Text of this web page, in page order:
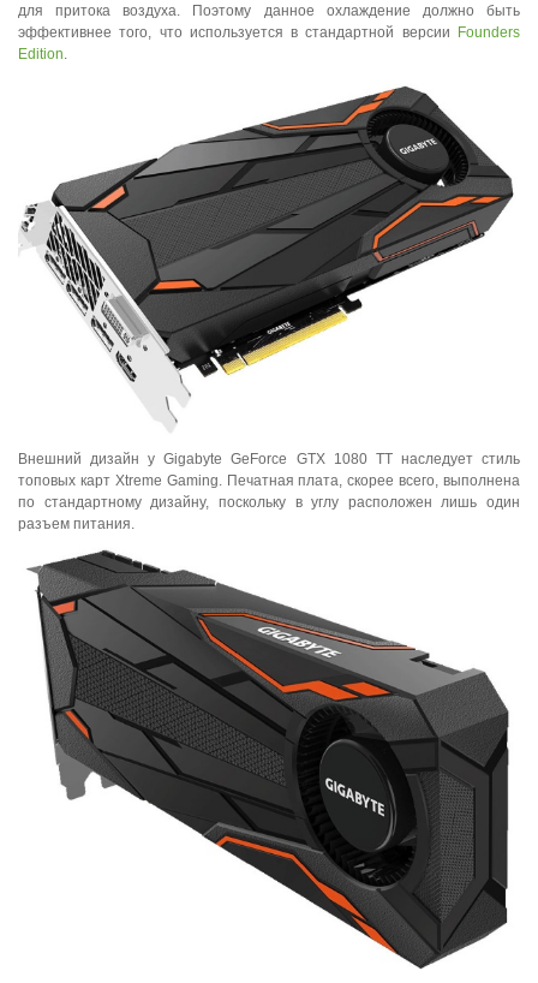
для притока воздуха. Поэтому данное охлаждение должно быть
эффективнее того, что используется в стандартной версии
Founders
Edition.
Внешний дизайн у Gigabyte GeForce GTX 1080 TT наследует стиль
топовых карт Xtreme Gaming. Печатная плата, скорее всего, выполнена
по стандартному дизайну, поскольку в углу расположен лишь один
разъем питания.